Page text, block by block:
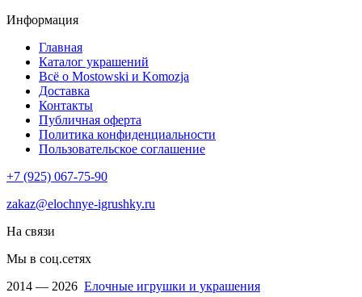
Информация
Главная
Каталог украшений
Всё о Mostowski и Komozja
Доставка
Контакты
Публичная оферта
Политика конфиденциальности
Пользовательское соглашение
+7 (925) 067-75-90
zakaz@elochnye-igrushky.ru
На связи
Мы в соц.сетях
2014 — 2026 Елочные игрушки и украшения